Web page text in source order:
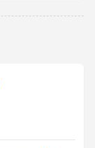
için bir